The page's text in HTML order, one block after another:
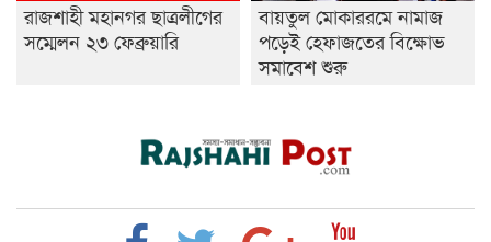
রাজশাহী মহানগর ছাত্রলীগের
সম্মেলন ২৩ ফেব্রুয়ারি
বায়তুল মোকাররমে নামাজ
পড়েই হেফাজতের বিক্ষোভ
সমাবেশ শুরু